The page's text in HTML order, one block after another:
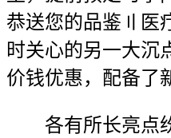
恭送您的品鉴〢医
时关心的另一大沉
价钱优惠，配备了
各有所长亮点纷